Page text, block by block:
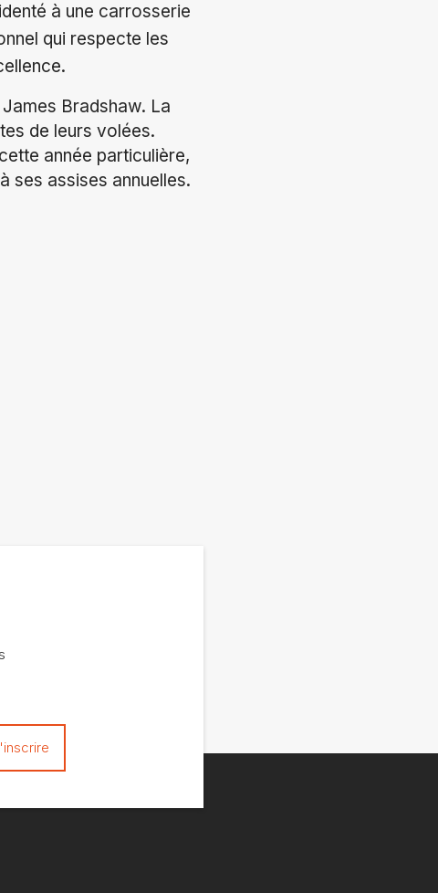
à une carrosserie
qui respecte les
Bradshaw. La
de leurs volées.
année particulière,
ses assises annuelles.